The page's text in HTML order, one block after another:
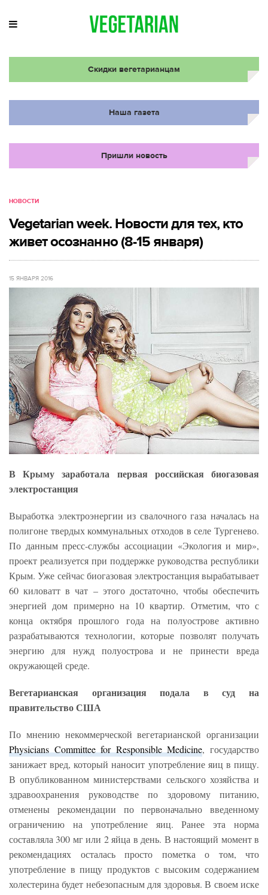
Скидки вегетарианцам
Наша газета
Пришли новость
НОВОСТИ
Vegetarian week. Новости для тех, кто
живет осознанно (8-15 января)
15 ЯНВАРЯ 2016
В Крыму заработала первая российская биогазовая
электростанция
Выработка электроэнергии из свалочного газа началась на
полигоне твердых коммунальных отходов в селе Тургенево.
По данным пресс-службы ассоциации «Экология и мир»,
проект реализуется при поддержке руководства республики
Крым. Уже сейчас биогазовая электростанция вырабатывает
60 киловатт в чат – этого достаточно, чтобы обеспечить
энергией дом примерно на 10 квартир. Отметим, что с
конца октября прошлого года на полуострове активно
разрабатываются технологии, которые позволят получать
энергию для нужд полуострова и не принести вреда
окружающей среде.
Вегетарианская организация подала в суд на
правительство США
По мнению некоммерческой вегетарианской организации
Physicians Committee for Responsible Medicine, государство
занижает вред, который наносит употребление яиц в пищу.
В опубликованном министерствами сельского хозяйства и
здравоохранения руководстве по здоровому питанию,
отменены рекомендации по первоначально введенному
ограничению на употребление яиц. Ранее эта норма
составляла 300 мг или 2 яйца в день. В настоящий момент в
рекомендациях осталась просто пометка о том, что
употребление в пищу продуктов с высоким содержанием
холестерина будет небезопасным для здоровья. В своем иске